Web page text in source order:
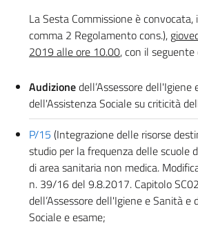
La Sesta Commissione è
comma 2 Regolamento cons.), g
2019 alle ore 10.00, con il seguente
Audizionedell’Assessore dell'Igiene
dell'Assistenza Sociale su criticità
P/15 (Integrazione delle risorse
studio per la frequenza delle scuole
di area sanitaria non medica.
n. 39/16 del 9.8.2017. Capitolo
dell’Assessore dell'Igiene e Sanità e
Sociale e esame;